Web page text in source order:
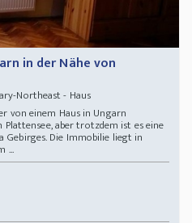
in der Nähe von
Northeast - Haus
von einem Haus in Ungarn
aber trotzdem ist es eine
Gebirges. Die Immobilie liegt in
...